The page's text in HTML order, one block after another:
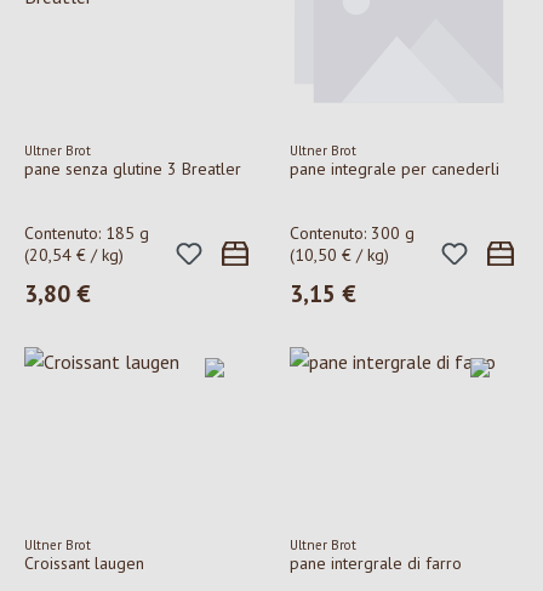
Ultner Brot
pane senza glutine 3 Breatler
Contenuto: 185 g
(20,54 € / kg)
Prezzo normale:
3,80 €
Ultner Brot
pane integrale per canederli
Contenuto: 300 g
(10,50 € / kg)
Prezzo normale:
3,15 €
Ultner Brot
Croissant laugen
Ultner Brot
pane intergrale di farro